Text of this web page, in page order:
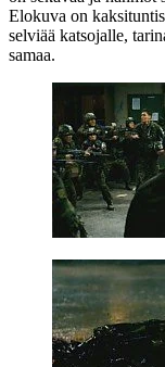
Elokuva on
selviää katsojalle,
samaa.